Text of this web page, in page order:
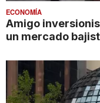
ECONOMÍA
Amigo
un mercado